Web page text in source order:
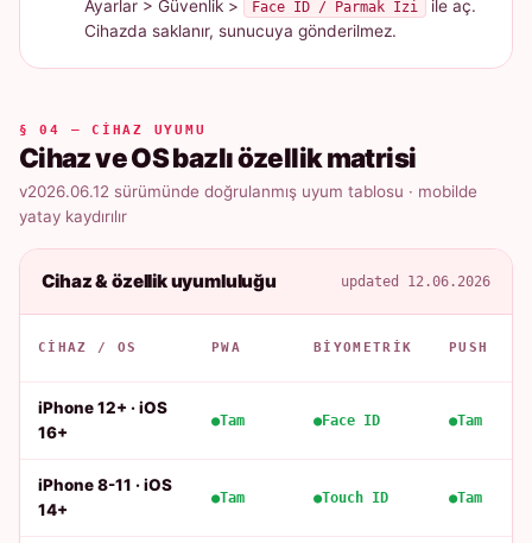
Ayarlar > Güvenlik > Face ID / Parmak İzi
ile aç.
Cihazda saklanır, sunucuya gönderilmez.
§ 04 — CIHAZ UYUMU
Cihaz ve OS bazlı özellik matrisi
v2026.06.12 sürümünde doğrulanmış uyum tablosu · mobilde
yatay kaydırılır
Cihaz & özellik uyumluluğu updated 12.06.2026
CIHAZ / OS PWA BIYOMETRIK PUSH
iPhone 12+ · iOS
16+
Tam Face ID Tam
iPhone 8-11 · iOS
14+
Tam Touch ID Tam